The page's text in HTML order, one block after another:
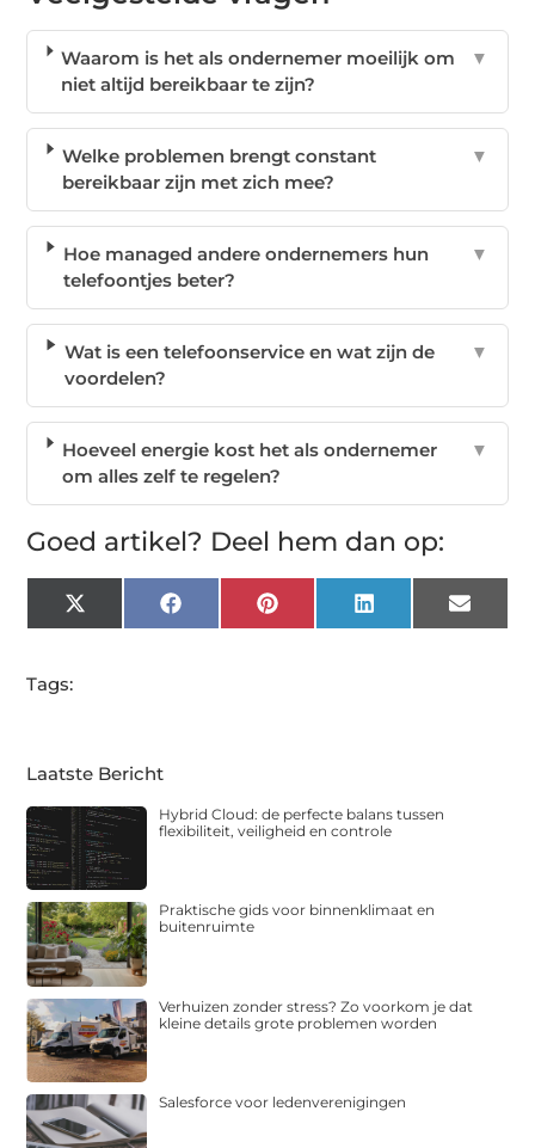
Waarom is het als ondernemer moeilijk om
niet altijd bereikbaar te zijn?
▼
Welke problemen brengt constant
bereikbaar zijn met zich mee?
▼
Hoe managed andere ondernemers hun
telefoontjes beter?
▼
Wat is een telefoonservice en wat zijn de
voordelen?
▼
Hoeveel energie kost het als ondernemer
om alles zelf te regelen?
▼
Goed artikel? Deel hem dan op:
X
(Twitter)
FacebookPinterest LinkedIn Email
Tags:
Laatste Bericht
Hybrid Cloud: de perfecte balans tussen
flexibiliteit, veiligheid en controle
Praktische gids voor binnenklimaat en
buitenruimte
Verhuizen zonder stress? Zo voorkom je dat
kleine details grote problemen worden
Salesforce voor ledenverenigingen